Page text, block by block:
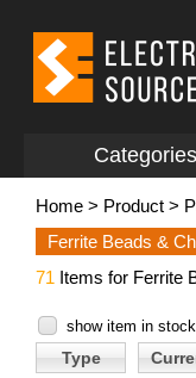
Categories
Home > Product >
Ferrite Beads &
71 Items for Ferrite
show item in stock
Type